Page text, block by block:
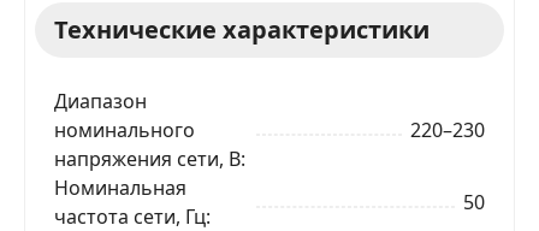
Технические характеристики
Диапазон
номинального
напряжения сети, В
220–230
Номинальная
частота сети, Гц
50